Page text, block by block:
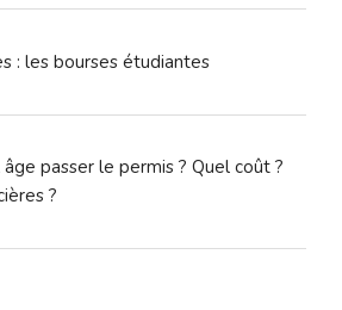
: les bourses étudiantes
passer le permis ? Quel coût ?
?